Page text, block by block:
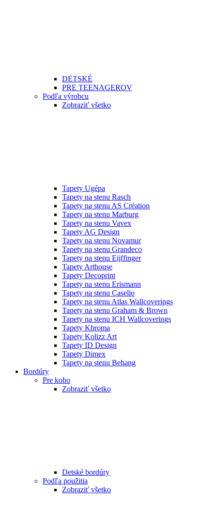
DETSKÉ
PRE TEENAGEROV
Podľa výrobcu
Zobraziť všetko
Tapety Ugépa
Tapety na stenu Rasch
Tapety na stenu AS Création
Tapety na stenu Marburg
Tapety na stenu Vavex
Tapety AG Design
Tapety na stenu Novamur
Tapety na stenu Grandeco
Tapety na stenu Eijffinger
Tapety Arthouse
Tapety Decoprint
Tapety na stenu Erismann
Tapety na stenu Caselio
Tapety na stenu Atlas Wallcoverings
Tapety na stenu Graham & Brown
Tapety na stenu ICH Wallcoverings
Tapety Khroma
Tapety Kolizz Art
Tapety ID Design
Tapety Dimex
Tapety na stenu Behang
Bordúry
Pre koho
Zobraziť všetko
Detské bordúry
Podľa použitia
Zobraziť všetko